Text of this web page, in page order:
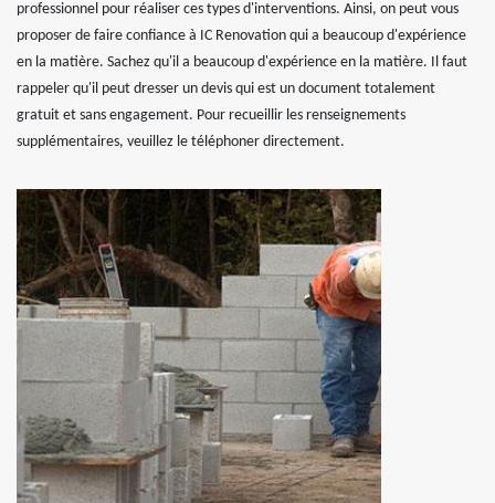
professionnel pour réaliser ces types d'interventions. Ainsi, on peut vous
proposer de faire confiance à IC Renovation qui a beaucoup d'expérience
en la matière. Sachez qu'il a beaucoup d'expérience en la matière. Il faut
rappeler qu'il peut dresser un devis qui est un document totalement
gratuit et sans engagement. Pour recueillir les renseignements
supplémentaires, veuillez le téléphoner directement.